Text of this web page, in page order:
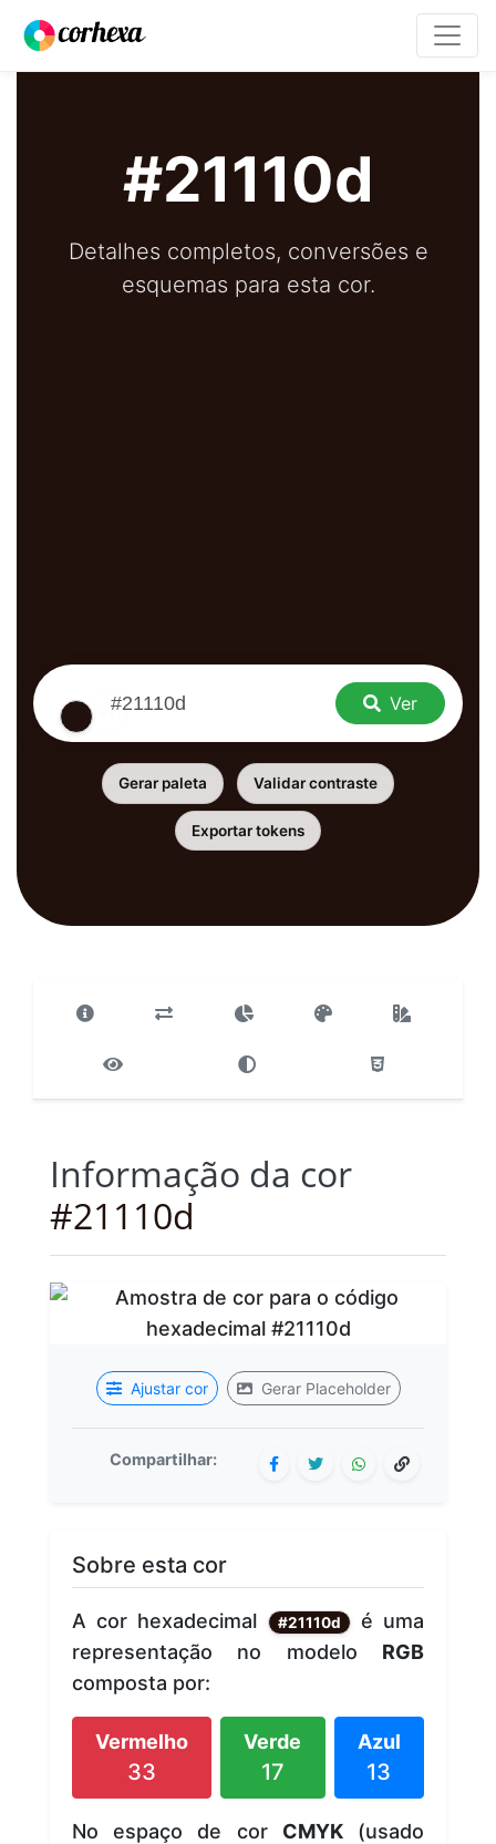
#21110d
Detalhes completos, conversões e
esquemas para esta cor.
Ver
Gerar paleta Validar contraste
Exportar tokens
Informação da cor
#21110d
Ajustar cor Gerar Placeholder
Compartilhar:
Sobre esta cor
A cor hexadecimal #21110d
é uma
representação no modelo RGB
composta por:
Vermelho
33
Verde
17
Azul
13
No espaço de cor CMYK(usado